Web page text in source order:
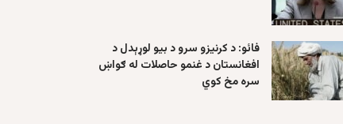
فائو: د کرنیزو سرو د بیو لوړېدل د
افغانستان د غنمو حاصلات له ګواښ
سره مخ کوي